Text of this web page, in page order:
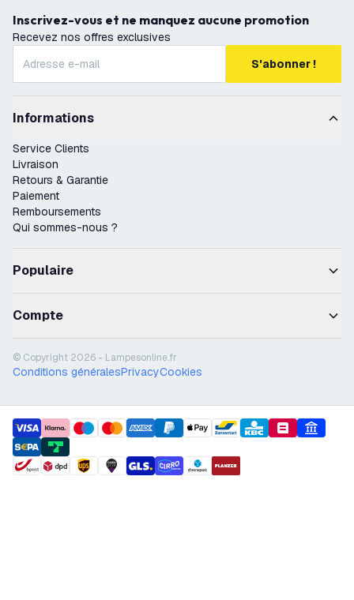
Inscrivez-vous et ne manquez aucune promotion
Recevez nos offres exclusives
S'abonner !
Informations
Service Clients
Livraison
Retours & Garantie
Paiement
Remboursements
Qui sommes-nous ?
Populaire
Compte
© Copyright 2026 - Lampesonline.fr
Conditions généralesPrivacyCookies
payment methods
shipment methods